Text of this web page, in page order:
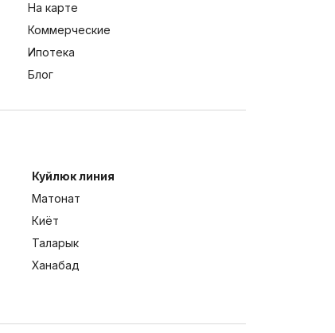
На карте
Коммерческие
Ипотека
Блог
Куйлюк линия
Матонат
Киёт
Таларык
Ханабад